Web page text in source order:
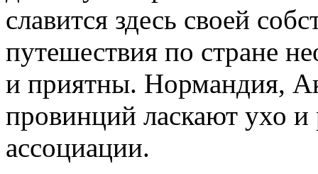
славится здесь своей
путешествия по стране
и приятны. Нормандия,
провинций ласкают ухо
ассоциации.